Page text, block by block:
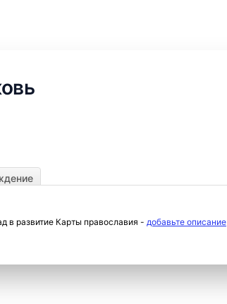
в развитие Карты православия - добавьте описание